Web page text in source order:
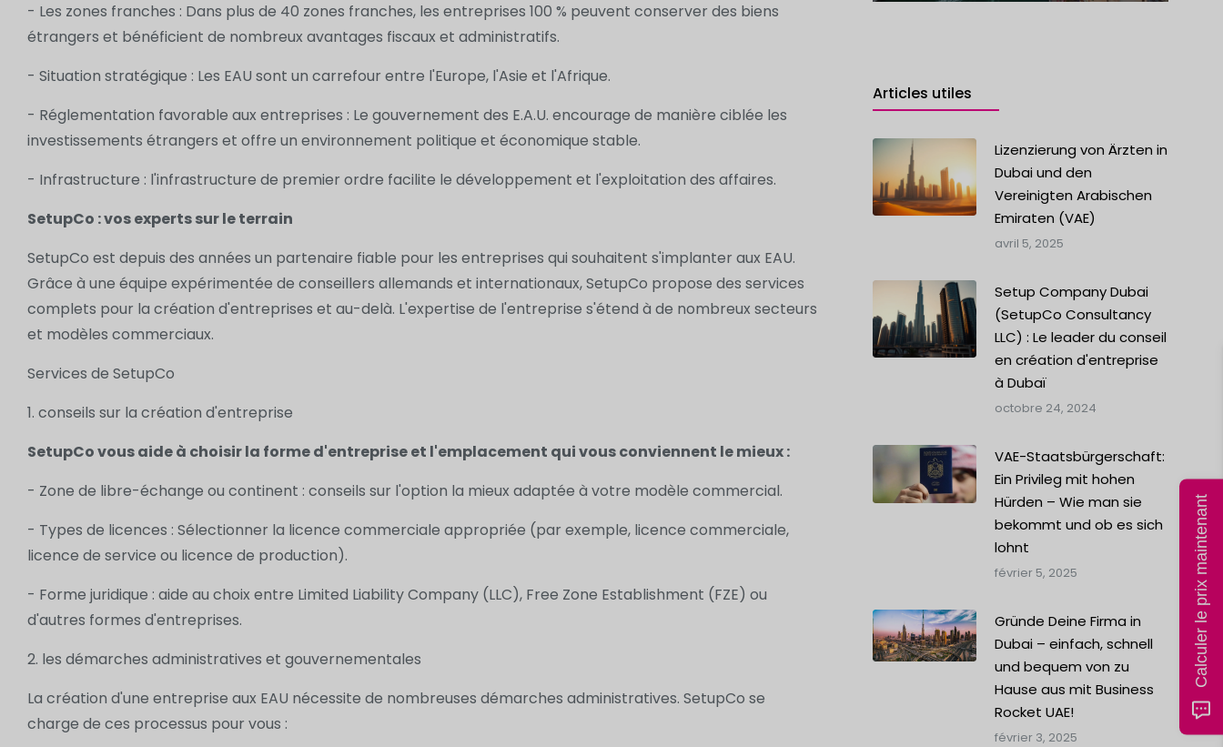
- Les zones franches : Dans plus de 40 zones franches, les entreprises 100 % peuvent conserver des biens
étrangers et bénéficient de nombreux avantages fiscaux et administratifs.
- Situation stratégique : Les EAU sont un carrefour entre l'Europe, l'Asie et l'Afrique.
- Réglementation favorable aux entreprises : Le gouvernement des E.A.U. encourage de manière ciblée les
investissements étrangers et offre un environnement politique et économique stable.
- Infrastructure : l'infrastructure de premier ordre facilite le développement et l'exploitation des affaires.
SetupCo : vos experts sur le terrain
SetupCo est depuis des années un partenaire fiable pour les entreprises qui souhaitent s'implanter aux EAU.
Grâce à une équipe expérimentée de conseillers allemands et internationaux, SetupCo propose des services
complets pour la création d'entreprises et au-delà. L'expertise de l'entreprise s'étend à de nombreux secteurs
et modèles commerciaux.
Services de SetupCo
1. conseils sur la création d'entreprise
SetupCo vous aide à choisir la forme d'entreprise et l'emplacement qui vous conviennent le mieux :
- Zone de libre-échange ou continent : conseils sur l'option la mieux adaptée à votre modèle commercial.
- Types de licences : Sélectionner la licence commerciale appropriée (par exemple, licence commerciale,
licence de service ou licence de production).
- Forme juridique : aide au choix entre Limited Liability Company (LLC), Free Zone Establishment (FZE) ou
d'autres formes d'entreprises.
2. les démarches administratives et gouvernementales
La création d'une entreprise aux EAU nécessite de nombreuses démarches administratives. SetupCo se
charge de ces processus pour vous :
Articles utiles
Lizenzierung von Ärzten in
Dubai und den
Vereinigten Arabischen
Emiraten (VAE)
avril 5, 2025
Setup Company Dubai
(SetupCo Consultancy
LLC) : Le leader du conseil
en création d'entreprise
à Dubaï
octobre 24, 2024
VAE-Staatsbürgerschaft:
Ein Privileg mit hohen
Hürden – Wie man sie
bekommt und ob es sich
lohnt
février 5, 2025
Gründe Deine Firma in
Dubai – einfach, schnell
und bequem von zu
Hause aus mit Business
Rocket UAE!
février 3, 2025
Calculer le prix maintenant